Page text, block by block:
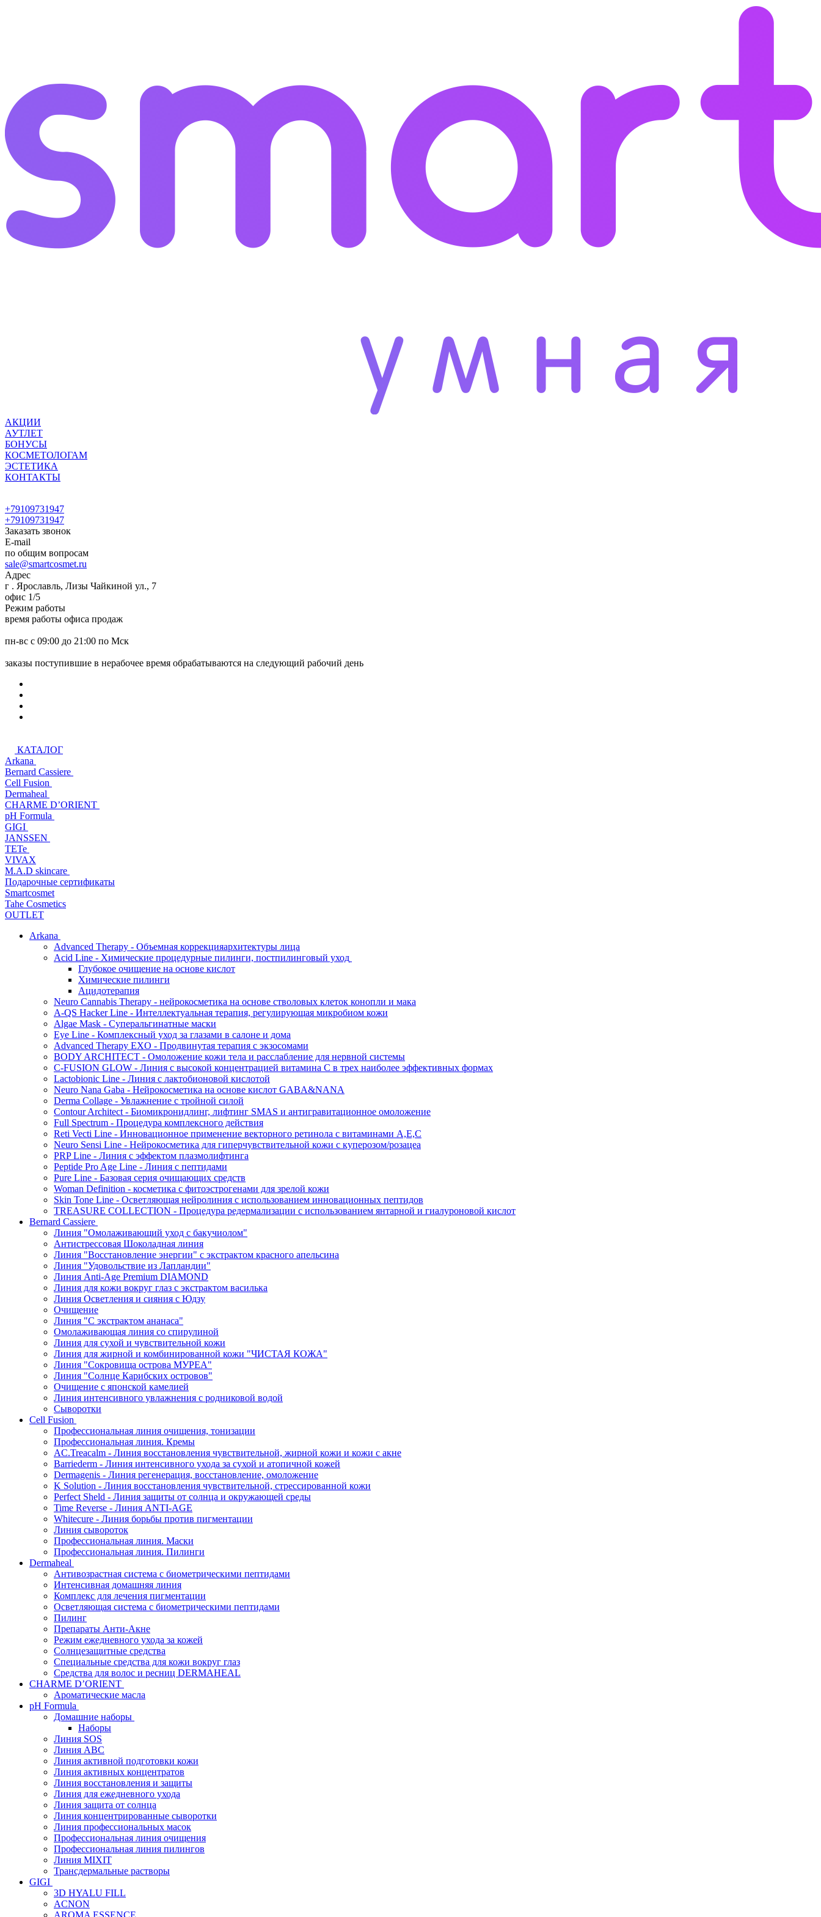
АКЦИИ
АУТЛЕТ
БОНУСЫ
КОСМЕТОЛОГАМ
ЭСТЕТИКА
КОНТАКТЫ
+79109731947
+79109731947
Заказать звонок
E-mail
по общим вопросам
sale@smartcosmet.ru
Адрес
г . Ярославль, Лизы Чайкиной ул., 7
офис 1/5
Режим работы
время работы офиса продаж
пн-вс с 09:00 до 21:00 по Мск
заказы поступившие в нерабочее время обрабатываются на следующий рабочий день
КАТАЛОГ
Arkana
Bernard Cassiere
Cell Fusion
Dermaheal
CHARME D’ORIENT
pH Formula
GIGI
JANSSEN
TETe
VIVAX
M.A.D skincare
Подарочные сертификаты
Smartcosmet
Tahe Cosmetics
OUTLET
Arkana
Advanced Therapy - Объемная коррекцияархитектуры лица
Acid Line - Химические процедурные пилинги, постпилинговый уход
Глубокое очищение на основе кислот
Химические пилинги
Ацидотерапия
Neuro Cannabis Therapy - нейрокосметика на основе стволовых клеток конопли и мака
A-QS Hacker Line - Интеллектуальная терапия, регулирующая микробиом кожи
Algae Mask - Суперальгинатные маски
Eye Line - Комплексный уход за глазами в салоне и дома
Advanced Therapy EXO - Продвинутая терапия с экзосомами
BODY ARCHITECT - Омоложение кожи тела и расслабление для нервной системы
C-FUSION GLOW - Линия с высокой концентрацией витамина C в трех наиболее эффективных формах
Lactobionic Line - Линия с лактобионовой кислотой
Neuro Nana Gaba - Нейрокосметика на основе кислот GABA&NANA
Derma Collage - Увлажнение с тройной силой
Contour Architect - Биомикронидлинг, лифтинг SMAS и антигравитационное омоложение
Full Spectrum - Процедура комплексного действия
Reti Vecti Line - Инновационное применение векторного ретинола с витаминами A,Е,С
Neuro Sensi Line - Нейрокосметика для гиперчувствительной кожи с куперозом/розацеа
PRP Line - Линия с эффектом плазмолифтинга
Peptide Pro Age Line - Линия с пептидами
Pure Line - Базовая серия очищающих средств
Woman Definition - косметика с фитоэстрогенами для зрелой кожи
Skin Tone Line - Осветляющая нейролиния с использованием инновационных пептидов
TREASURE COLLECTION - Процедура редермализации с использованием янтарной и гиалуроновой кислот
Bernard Cassiere
Линия "Омолаживающий уход с бакучиолом"
Антистрессовая Шоколадная линия
Линия "Восстановление энергии" с экстрактом красного апельсина
Линия "Удовольствие из Лапландии"
Линия Anti-Age Premium DIAMOND
Линия для кожи вокруг глаз с экстрактом василька
Линия Осветления и сияния с Юдзу
Очищение
Линия "С экстрактом ананаса"
Омолаживающая линия со спирулиной
Линия для сухой и чувствительной кожи
Линия для жирной и комбинированной кожи "ЧИСТАЯ КОЖА"
Линия "Сокровища острова МУРЕА"
Линия "Солнце Карибских островов"
Очищение с японской камелией
Линия интенсивного увлажнения с родниковой водой
Сыворотки
Cell Fusion
Профессиональная линия очищения, тонизации
Профессиональная линия. Кремы
AC.Treacalm - Линия восстановления чувствительной, жирной кожи и кожи с акне
Barriederm - Линия интенсивного ухода за сухой и атопичной кожей
Dermagenis - Линия регенерация, восстановление, омоложение
K Solution - Линия восстановления чувствительной, стрессированной кожи
Perfect Sheld - Линия защиты от солнца и окружающей среды
Time Reverse - Линия ANTI-AGE
Whitecure - Линия борьбы против пигментации
Линия сывороток
Профессиональная линия. Маски
Профессиональная линия. Пилинги
Dermaheal
Антивозрастная система с биометрическими пептидами
Интенсивная домашняя линия
Комплекс для лечения пигментации
Осветляющая система с биометрическими пептидами
Пилинг
Препараты Анти-Акне
Режим ежедневного ухода за кожей
Солнцезащитные средства
Специальные средства для кожи вокруг глаз
Средства для волос и ресниц DERMAHEAL
CHARME D’ORIENT
Ароматические масла
pH Formula
Домашние наборы
Наборы
Линия SOS
Линия АВС
Линия активной подготовки кожи
Линия активных концентратов
Линия восстановления и защиты
Линия для ежедневного ухода
Линия защита от солнца
Линия концентрированные сыворотки
Линия профессиональных масок
Профессиональная линия очищения
Профессиональная линия пилингов
Линия MIXIT
Трансдермальные растворы
GIGI
3D HYALU FILL
ACNON
AROMA ESSENCE